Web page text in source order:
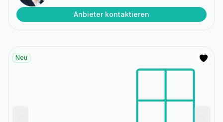
Anbieter kontaktieren
Neu